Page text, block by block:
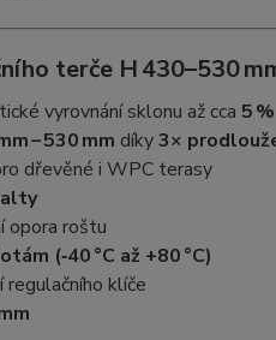
terče H 430–530
vyrovnání sklonu až cca 5 %
– 530 mm díky3×
dřevěné i WPC terasy
roštu
(‑40 °C až +80 °C)
klíče